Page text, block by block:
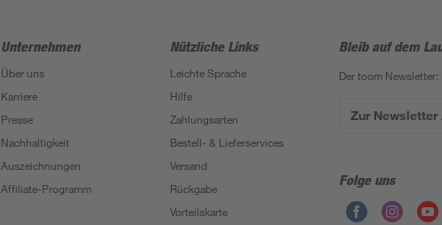
Unternehmen
Über uns
Karriere
Presse
Nachhaltigkeit
Auszeichnungen
Affiliate-Programm
Nützliche Links
Leichte Sprache
Hilfe
Zahlungsarten
Bestell- & Lieferservices
Versand
Rückgabe
Vorteilskarte
Bleib auf dem
Der toom
Zur Newsletter
Folge uns